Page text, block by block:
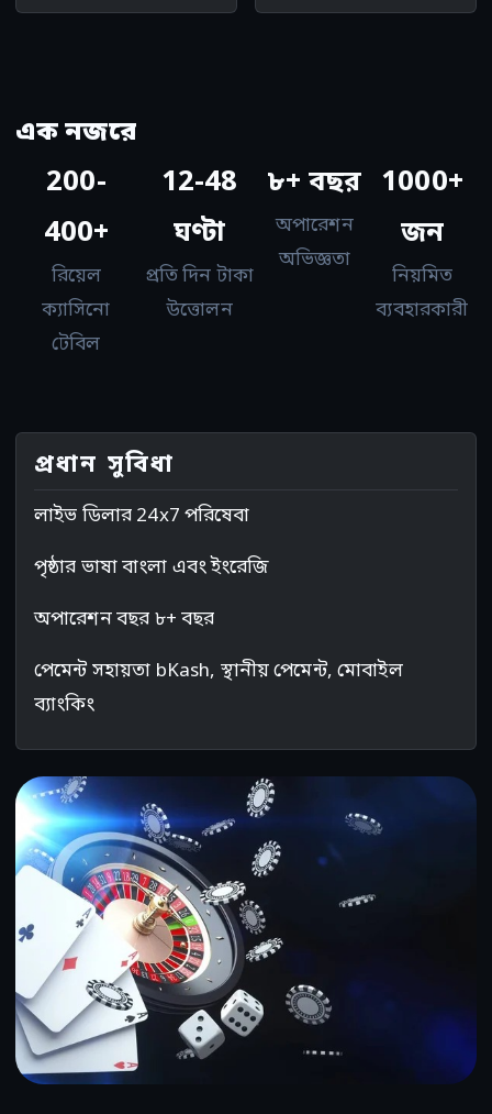
এক নজরে
200-
400+
রিয়েল
ক্যাসিনো
টেবিল
12-48
ঘণ্টা
প্রতি দিন টাকা
উত্তোলন
৮+ বছর
অপারেশন
অভিজ্ঞতা
1000+
জন
নিয়মিত
ব্যবহারকারী
প্রধান সুবিধা
লাইভ ডিলার 24x7 পরিষেবা
পৃষ্ঠার ভাষা বাংলা এবং ইংরেজি
অপারেশন বছর ৮+ বছর
পেমেন্ট সহায়তা bKash, স্থানীয় পেমেন্ট, মোবাইল
ব্যাংকিং